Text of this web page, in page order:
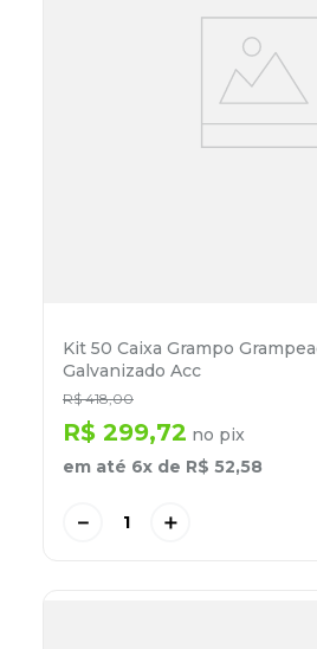
Kit 50 Caixa Grampo
Galvanizado Acc
R$ 418,00
R$ 299,72 no pix
em até 6x de R$ 52,58
＋
－